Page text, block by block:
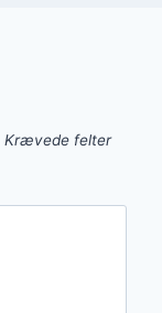
Krævede felter